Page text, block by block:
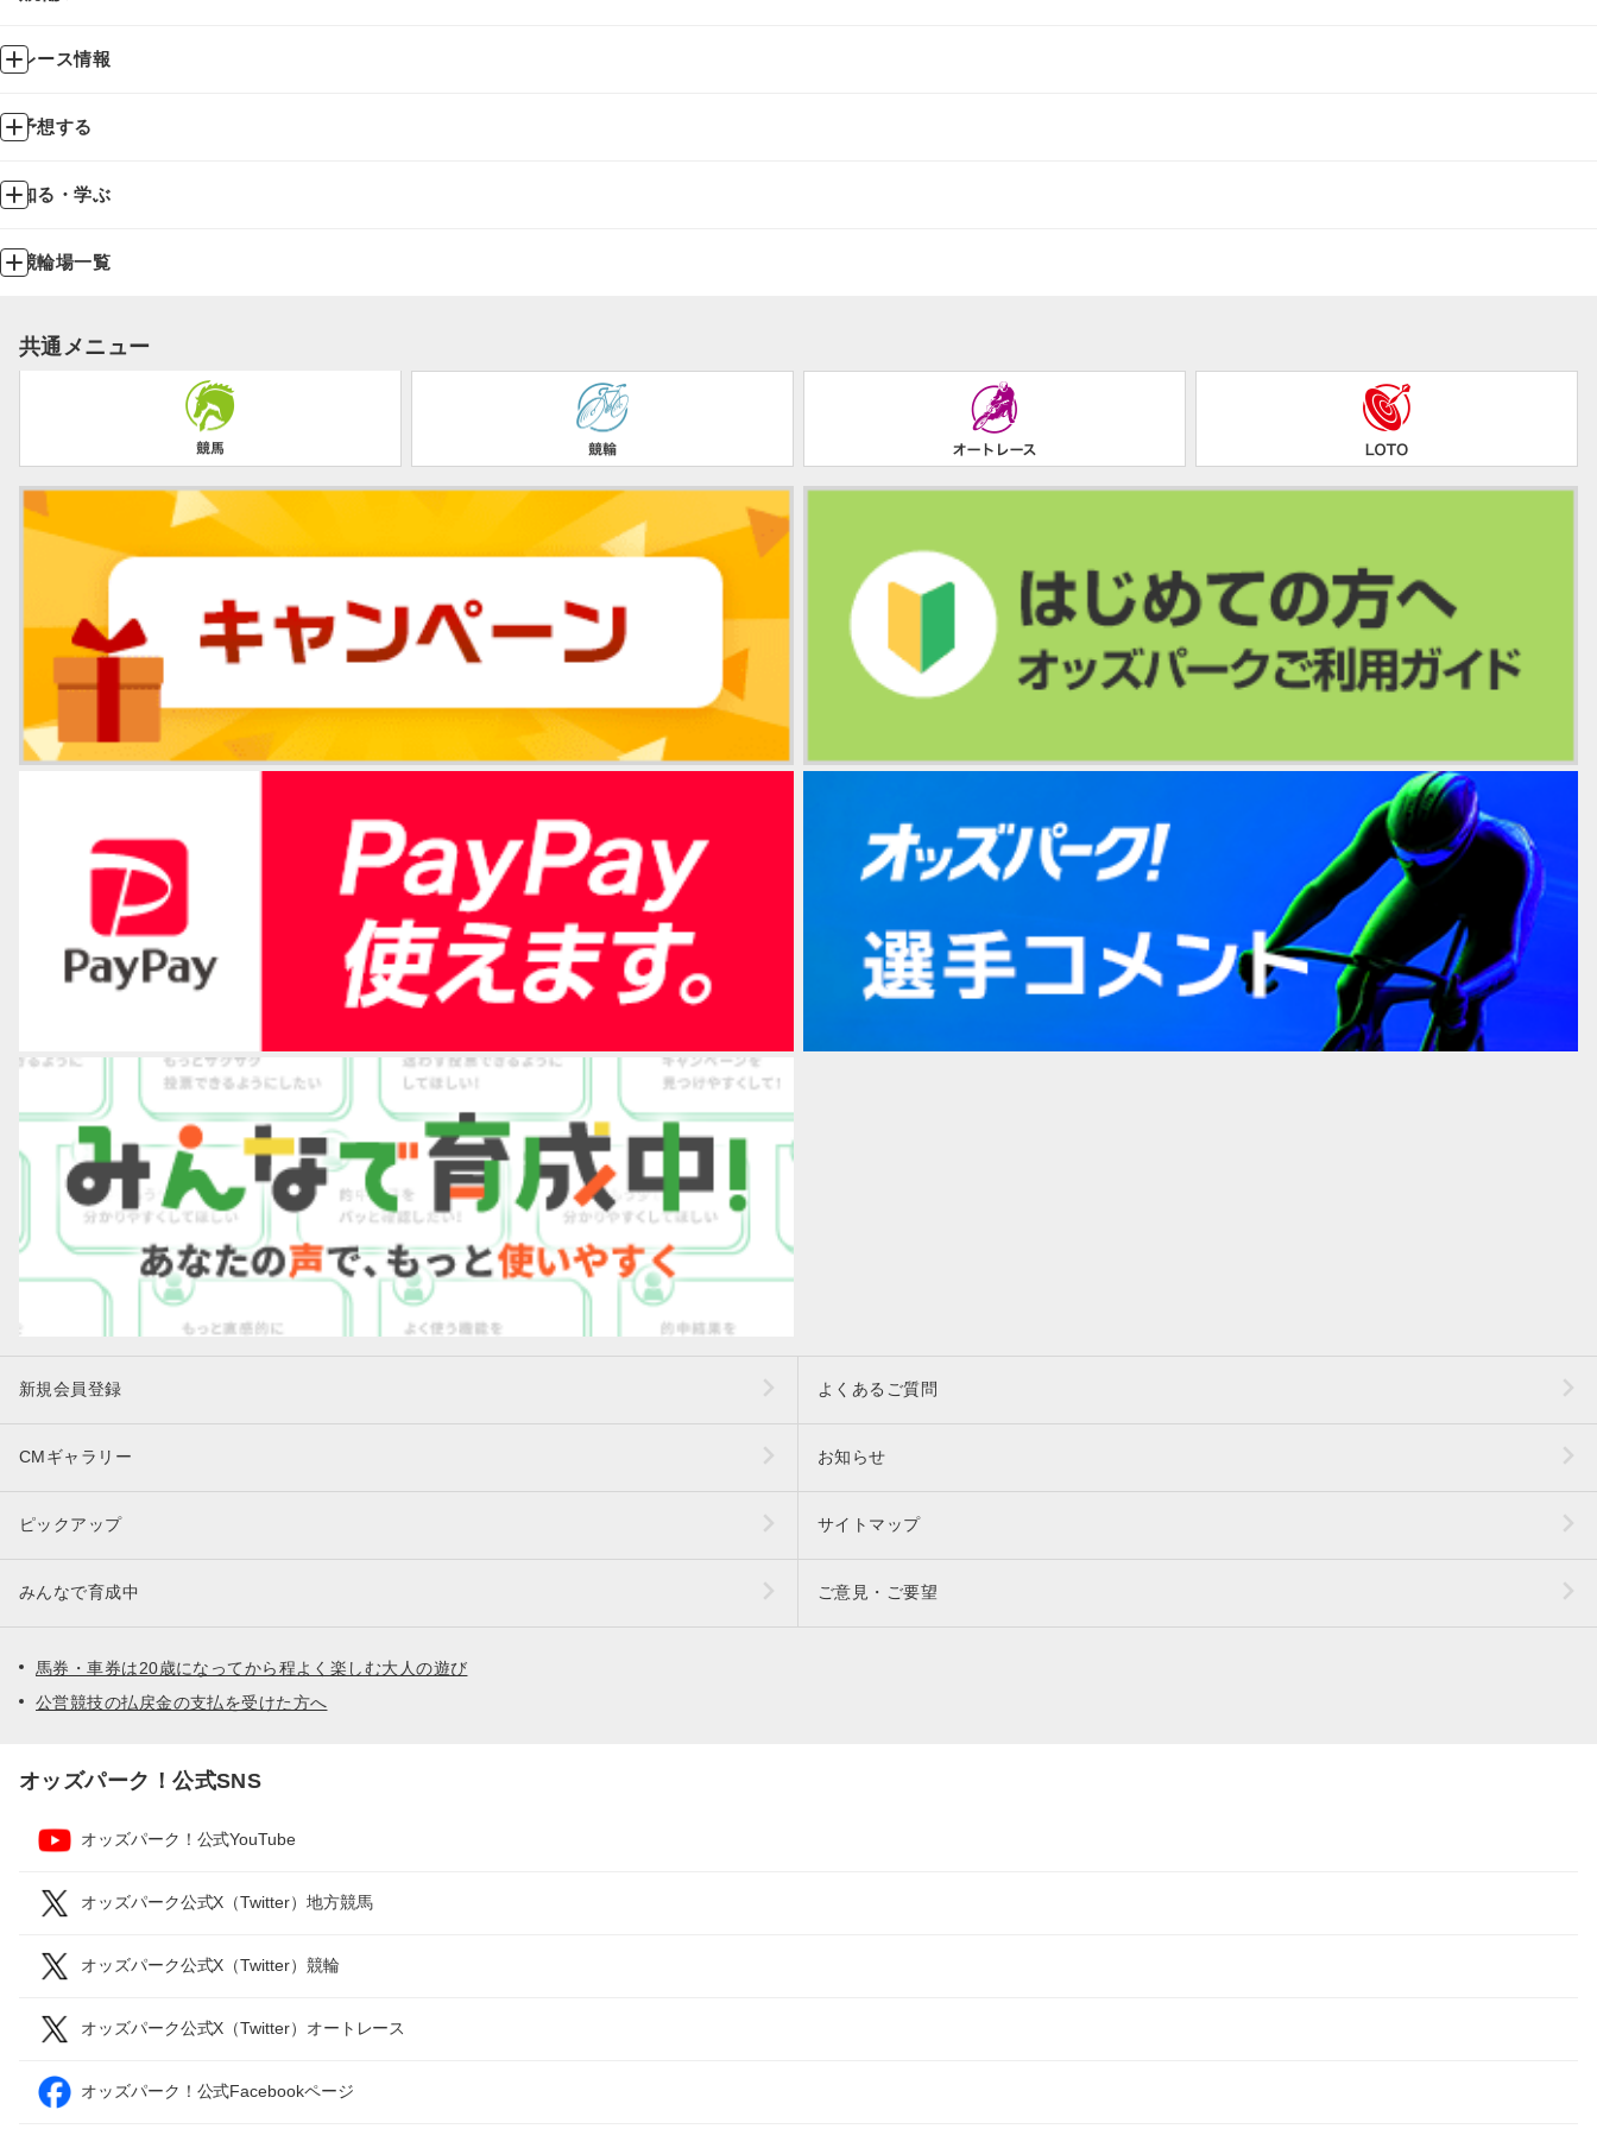
レース情報
予想する
知る・学ぶ
競輪場一覧
共通メニュー
新規会員登録 よくあるご質問
CMギャラリー お知らせ
ピックアップ サイトマップ
みんなで育成中 ご意見・ご要望
馬券・車券は20歳になってから程よく楽しむ大人の遊び
公営競技の払戻金の支払を受けた方へ
オッズパーク！公式SNS
オッズパーク！公式YouTube
オッズパーク公式X（Twitter）地方競馬
オッズパーク公式X（Twitter）競輪
オッズパーク公式X（Twitter）オートレース
オッズパーク！公式Facebookページ